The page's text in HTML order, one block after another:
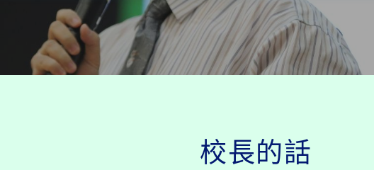
校長的話